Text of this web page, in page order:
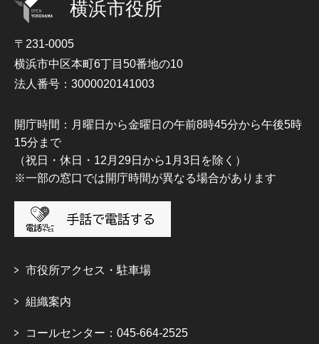
横浜市役所
〒231-0005
横浜市中区本町6丁目50番地の10
法人番号：3000020141003
開庁時間：月曜日から金曜日の午前8時45分から午後5時
15分まで
（祝日・休日・12月29日から1月3日を除く）
※一部の窓口では開庁時間が異なる場合があります
市役所アクセス・駐車場
組織案内
コールセンター：045-664-2525